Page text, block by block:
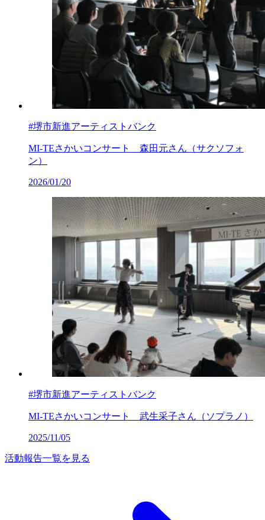
#堺市新進アーティストバンク
MI-TEさかいコンサート 森田元さん（サクソフォ
ン）
2026/01/20
#堺市新進アーティストバンク
MI-TEさかいコンサート 武生采子さん（ソプラノ）
2025/11/05
活動報告一覧を見る